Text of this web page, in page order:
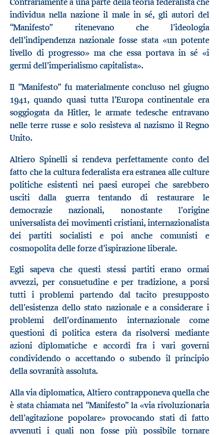
individua nella nazione il male in sé, gli autori del
“Manifesto” ritenevano che l’ideologia
dell’indipendenza nazionale fosse stata «un potente
livello di progresso» ma che essa portava in sé «i
germi dell’imperialismo capitalista».
Il “Manifesto” fu materialmente concluso nel giugno
1941, quando quasi tutta l’Europa continentale era
soggiogata da Hitler, le armate tedesche entravano
nelle terre russe e solo resisteva al nazismo il Regno
Unito.
Altiero Spinelli si rendeva perfettamente conto del
fatto che la cultura federalista era estranea alle culture
politiche esistenti nei paesi europei che sarebbero
usciti dalla guerra tentando di restaurare le
democrazie nazionali, nonostante l’origine
universalista dei movimenti cristiani, internazionalista
dei partiti socialisti e poi anche comunisti e
cosmopolita delle forze d’ispirazione liberale.
Egli sapeva che questi stessi partiti erano ormai
avvezzi, per consuetudine e per tradizione, a porsi
tutti i problemi partendo dal tacito presupposto
dell’esistenza dello stato nazionale e a considerare i
problemi dell’ordinamento internazionale come
questioni di politica estera da risolversi mediante
azioni diplomatiche e accordi fra i vari governi
condividendo o accettando o subendo il principio
della sovranità assoluta.
Alla via diplomatica, Altiero contrapponeva quella che
è stata chiamata nel “Manifesto” la «via rivoluzionaria
dell’agitazione popolare» provocando stati di fatto
avvenuti i quali non fosse più possibile tornare